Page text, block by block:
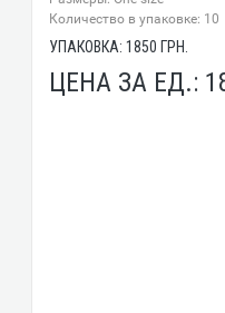
Количество в упаковке: 10
УПАКОВКА:1850 ГРН.
ЦЕНА ЗА ЕД.: